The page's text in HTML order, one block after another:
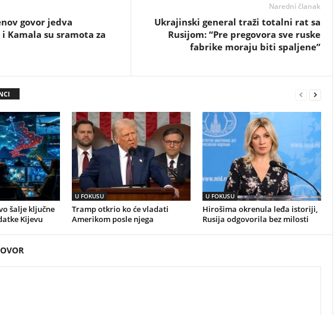
govor jedva
Kamala su sramota za
Naredni članak
Ukrajinski general traži totalni rat sa
Rusijom: “Pre pregovora sve ruske
fabrike moraju biti spaljene”
šalje ključne
Kijevu
U FOKUSU
Tramp otkrio ko će vladati
Amerikom posle njega
U FOKUSU
Hirošima okrenula leđa istoriji,
Rusija odgovorila bez milosti